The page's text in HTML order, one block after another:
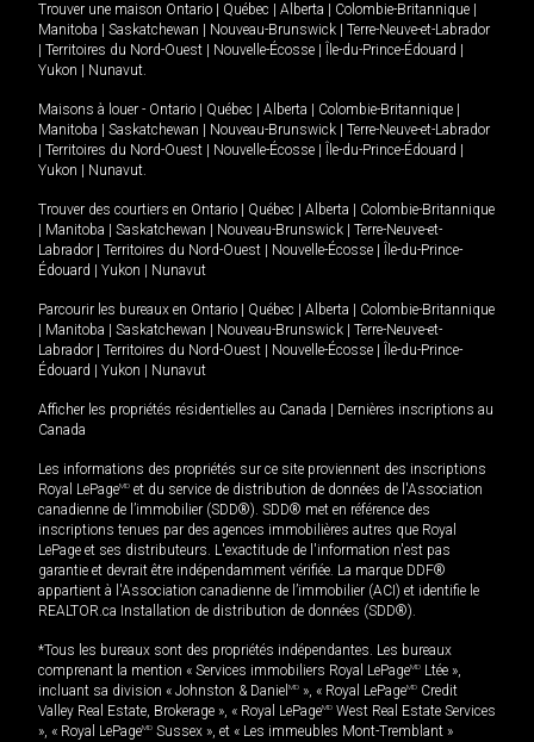
Trouver une maison Ontario Québec Alberta Colombie-Britannique
Manitoba
Saskatchewan Nouveau-Brunswick
Terre-Neuve-et-Labrador
Territoires du Nord-Ouest Nouvelle-Écosse Île-du-Prince-Édouard
Yukon
Nunavut.
Maisons à louer - Ontario Québec Alberta Colombie-Britannique
Manitoba
Saskatchewan Nouveau-Brunswick
Terre-Neuve-et-Labrador
Territoires du Nord-Ouest Nouvelle-Écosse Île-du-Prince-Édouard
Yukon
Nunavut.
Trouver des courtiers en Ontario Québec Alberta
Colombie-Britannique
Manitoba Saskatchewan Nouveau-Brunswick
Terre-Neuve-et-
Labrador
Territoires du Nord-Ouest Nouvelle-Écosse
Île-du-Prince-
Édouard
Yukon Nunavut
Parcourir les bureaux en Ontario Québec Alberta
Colombie-Britannique
Manitoba Saskatchewan Nouveau-Brunswick
Terre-Neuve-et-
Labrador
Territoires du Nord-Ouest Nouvelle-Écosse
Île-du-Prince-
Édouard
Yukon Nunavut
Afficher les propriétés résidentielles au Canada
Dernières inscriptions au
Canada
Les informations des propriétés sur ce site proviennent des inscriptions
Royal LePageMD et du service de distribution de données de l'Association
canadienne de l’immobilier (SDD®). SDD® met en référence des
inscriptions tenues par des agences immobilières autres que Royal
LePage et ses distributeurs. L'exactitude de l'information n'est pas
garantie et devrait être indépendamment vérifiée. La marque DDF®
appartient à l'Association canadienne de l’immobilier (ACI) et identifie le
REALTOR.ca Installation de distribution de données (SDD®).
*Tous les bureaux sont des propriétés indépendantes. Les bureaux
comprenant la mention « Services immobiliers Royal LePageMD Ltée »,
incluant sa division « Johnston & Daniel MD », « Royal LePageMD Credit
Valley Real Estate, Brokerage », « Royal LePageMD West Real Estate Services
», « Royal LePageMD Sussex », et « Les immeubles Mont-Tremblant »